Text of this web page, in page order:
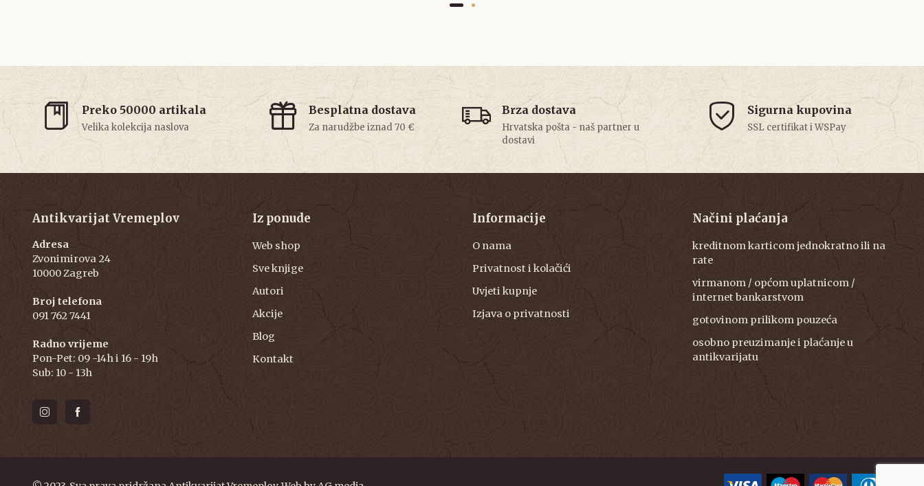
Preko 50000 artikala
Velika kolekcija naslova
Besplatna dostava
Za narudžbe iznad 70 €
Brza dostava
Hrvatska pošta - naš partner u
dostavi
Sigurna kupovina
SSL certifikat i WSPay
Antikvarijat Vremeplov
Adresa
Zvonimirova 24
10000 Zagreb
Broj telefona
091 762 7441
Radno vrijeme
Pon-Pet: 09 -14h i 16 - 19h
Sub: 10 - 13h
Iz ponude
Web shop
Sve knjige
Autori
Akcije
Blog
Kontakt
Informacije
O nama
Privatnost i kolačići
Uvjeti kupnje
Izjava o privatnosti
Načini plaćanja
kreditnom karticom jednokratno ili na
rate
virmanom / općom uplatnicom /
internet bankarstvom
gotovinom prilikom pouzeća
osobno preuzimanje i plaćanje u
antikvarijatu